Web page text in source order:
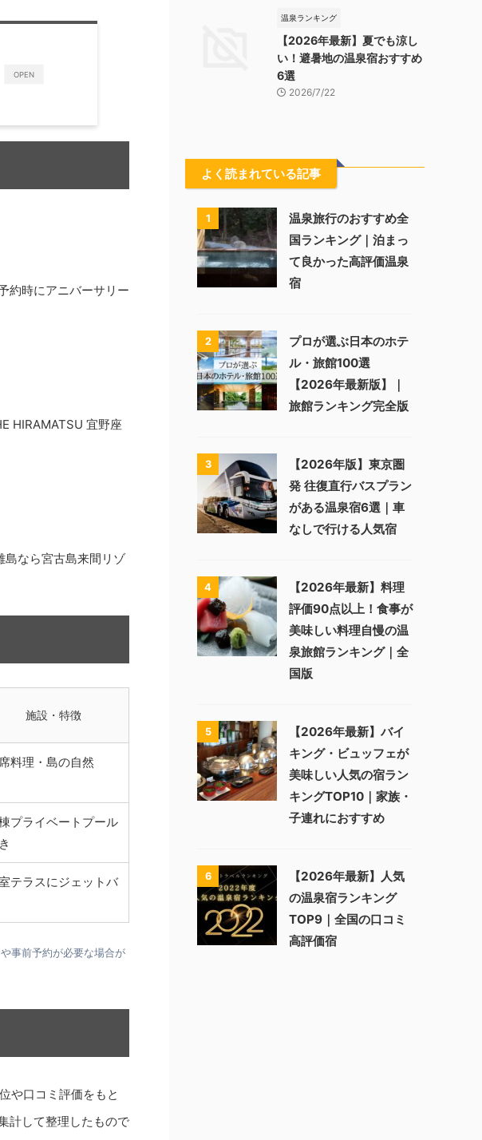
OPEN
約時にアニバーサリー
HIRAMATSU 宜野座
島なら宮古島来間リゾ
施設・特徴
料理・島の自然
プライベートプール
テラスにジェットバ
事前予約が必要な場合が
や口コミ評価をもと
計して整理したもので
温泉ランキング
【2026年最新】夏でも涼し
い！避暑地の温泉宿おすすめ
6選
2026/7/22
よく読まれている記事
1
温泉旅行のおすすめ全
国ランキング｜泊まっ
て良かった高評価温泉
宿
2
プロが選ぶ日本のホテ
ル・旅館100選
【2026年最新版】｜
旅館ランキング完全版
3
【2026年版】東京圏
発 往復直行バスプラン
がある温泉宿6選｜車
なしで行ける人気宿
4
【2026年最新】料理
評価90点以上！食事が
美味しい料理自慢の温
泉旅館ランキング｜全
国版
5
【2026年最新】バイ
キング・ビュッフェが
美味しい人気の宿ラン
キングTOP10｜家族・
子連れにおすすめ
6
【2026年最新】人気
の温泉宿ランキング
TOP9｜全国の口コミ
高評価宿